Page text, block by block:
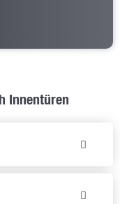
Innentüren